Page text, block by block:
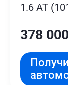
1.6 AT
378